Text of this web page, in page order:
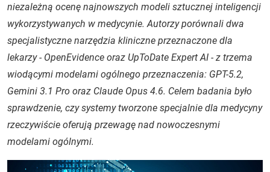
niezależną ocenę najnowszych modeli sztucznej inteligencji
wykorzystywanych w medycynie. Autorzy porównali dwa
specjalistyczne narzędzia kliniczne przeznaczone dla
lekarzy - OpenEvidence oraz UpToDate Expert AI - z trzema
wiodącymi modelami ogólnego przeznaczenia: GPT-5.2,
Gemini 3.1 Pro oraz Claude Opus 4.6. Celem badania było
sprawdzenie, czy systemy tworzone specjalnie dla medycyny
rzeczywiście oferują przewagę nad nowoczesnymi
modelami ogólnymi.